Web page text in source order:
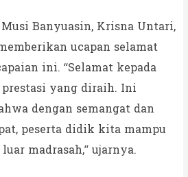
Banyuasin, Krisna Untari,
ucapan selamat
ini. “Selamat kepada
yang diraih. Ini
dengan semangat dan
peserta didik kita mampu
madrasah,” ujarnya.